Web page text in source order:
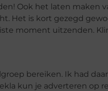
Ook het laten maken
Het is kort gezegd
moment uitzenden.
bereiken. Ik had
kun je adverteren op